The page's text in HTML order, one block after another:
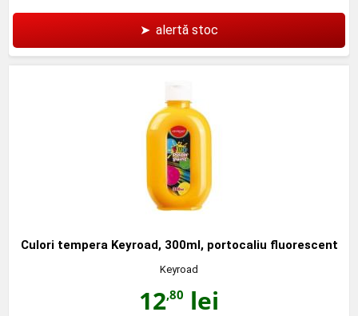
➤ alertă stoc
Culori tempera Keyroad, 300ml, portocaliu fluorescent
Keyroad
12,80 lei